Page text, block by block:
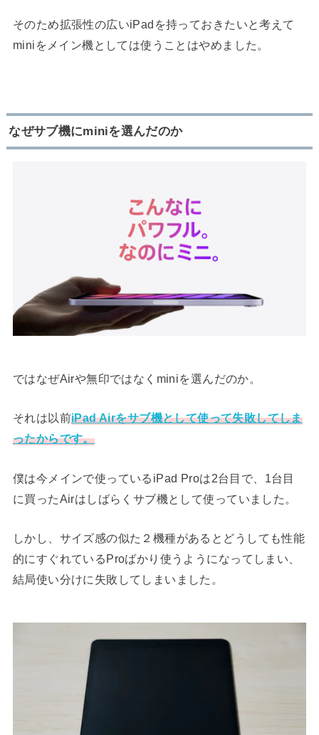
そのため拡張性の広いiPadを持っておきたいと考えて
miniをメイン機としては使うことはやめました。
なぜサブ機にminiを選んだのか
ではなぜAirや無印ではなくminiを選んだのか。
それは以前iPad Airをサブ機として使って失敗してしま
ったからです。
僕は今メインで使っているiPad Proは2台目で、1台目
に買ったAirはしばらくサブ機として使っていました。
しかし、サイズ感の似た２機種があるとどうしても性能
的にすぐれているProばかり使うようになってしまい、
結局使い分けに失敗してしまいました。